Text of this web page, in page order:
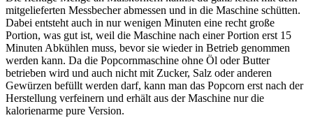
mitgelieferten Messbecher abmessen und in die Maschine schütten.
Dabei entsteht auch in nur wenigen Minuten eine recht große
Portion, was gut ist, weil die Maschine nach einer Portion erst 15
Minuten Abkühlen muss, bevor sie wieder in Betrieb genommen
werden kann. Da die Popcornmaschine ohne Öl oder Butter
betrieben wird und auch nicht mit Zucker, Salz oder anderen
Gewürzen befüllt werden darf, kann man das Popcorn erst nach der
Herstellung verfeinern und erhält aus der Maschine nur die
kalorienarme pure Version.